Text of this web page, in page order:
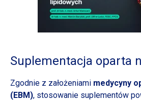
Suplementacja oparta
Zgodnie z założeniami medycyny
(EBM), stosowanie suplementów